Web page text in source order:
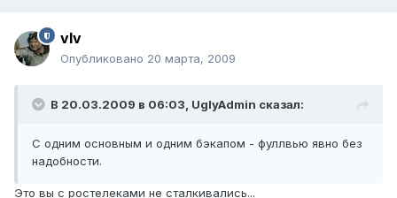
vIv
Опубликовано 20 марта, 2009
В 20.03.2009 в 06:03, UglyAdmin сказал:
С одним основным и одним бэкапом - фуллвью явно без
надобности.
Это вы с ростелеками не сталкивались...